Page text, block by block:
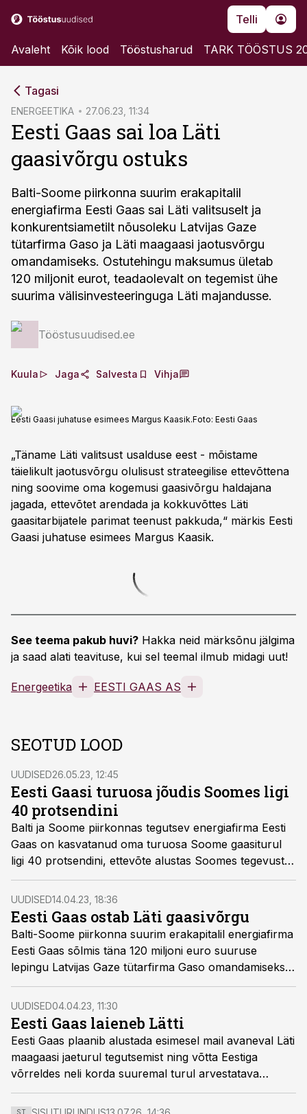
Telli
Avaleht Kõik lood Tööstusharud TARK TÖÖSTUS
Tagasi
ENERGEETIKA 27.06.23, 11:34
Eesti Gaas sai loa Läti
gaasivõrgu ostuks
Balti-Soome piirkonna suurim erakapitalil
energiafirma Eesti Gaas sai Läti valitsuselt ja
konkurentsiametilt nõusoleku Latvijas Gaze
tütarfirma Gaso ja Läti maagaasi jaotusvõrgu
omandamiseks. Ostutehingu maksumus ületab
120 miljonit eurot, teadaolevalt on tegemist ühe
suurima välisinvesteeringuga Läti majandusse.
Tööstusuudised.ee
Kuula Jaga Salvesta Vihja
Eesti Gaasi juhatuse esimees Margus Kaasik.Foto: Eesti Gaas
„Täname Läti valitsust usalduse eest - mõistame
täielikult jaotusvõrgu olulisust strateegilise ettevõttena
ning soovime oma kogemusi gaasivõrgu haldajana
jagada, ettevõtet arendada ja kokkuvõttes Läti
gaasitarbijatele parimat teenust pakkuda,“ märkis Eesti
Gaasi juhatuse esimees Margus Kaasik.
See teema pakub huvi? Hakka neid märksõnu jälgima
ja saad alati teavituse, kui sel teemal ilmub midagi uut!
Energeetika EESTI GAAS AS
SEOTUD LOOD
UUDISED26.05.23, 12:45
Eesti Gaasi turuosa jõudis Soomes ligi
40 protsendini
Balti ja Soome piirkonnas tegutsev energiafirma Eesti
Gaas on kasvatanud oma turuosa Soome gaasiturul
ligi 40 protsendini, ettevõte alustas Soomes tegevust
neli aastat tagasi.
UUDISED14.04.23, 18:36
Eesti Gaas ostab Läti gaasivõrgu
Balti-Soome piirkonna suurim erakapitalil energiafirma
Eesti Gaas sõlmis täna 120 miljoni euro suuruse
lepingu Latvijas Gaze tütarfirma Gaso omandamiseks,
kellele kuulub Läti maagaasi jaotusvõrk.
UUDISED04.04.23, 11:30
Eesti Gaas laieneb Lätti
Eesti Gaas plaanib alustada esimesel mail avaneval Läti
maagaasi jaeturul tegutsemist ning võtta Eestiga
võrreldes neli korda suuremal turul arvestatava
turuosa.
ST